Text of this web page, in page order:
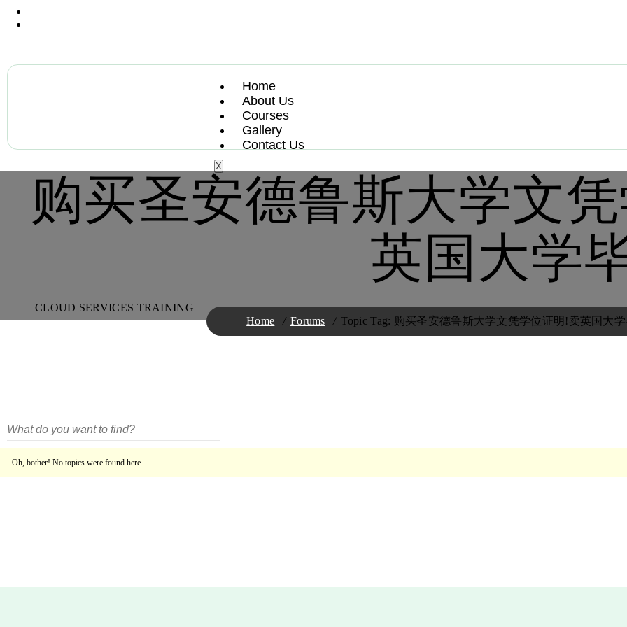
Home
About Us
Courses
Gallery
Contact Us
X
购买圣安德鲁斯大学文
英国大学
CLOUD SERVICES TRAINING
Home
Forums Topic Tag: 购买圣安德鲁斯大学文凭学位证明!卖英国大
Oh, bother! No topics were found here.